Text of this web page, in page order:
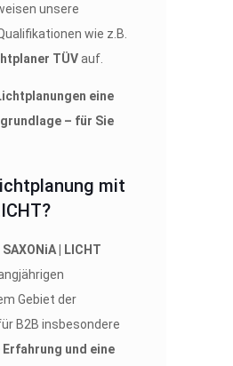
unsere
wie z.B.
TÜVauf.
eine
– für Sie
mit
SAXONiA | LICHT
Gebiet der
B2B insbesondere
und eine